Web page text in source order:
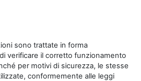
sono trattate in forma
verificare il corretto funzionamento
per motivi di sicurezza, le stesse
conformemente alle leggi